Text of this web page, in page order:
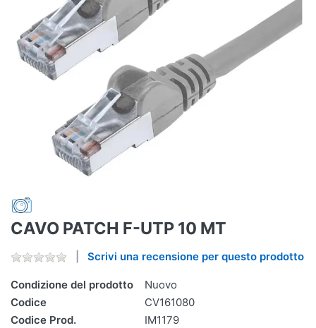
CAVO PATCH F-UTP 10 MT
Scrivi una recensione per questo prodotto
Condizione del prodotto
Nuovo
Codice
CV161080
Codice Prod.
IM1179